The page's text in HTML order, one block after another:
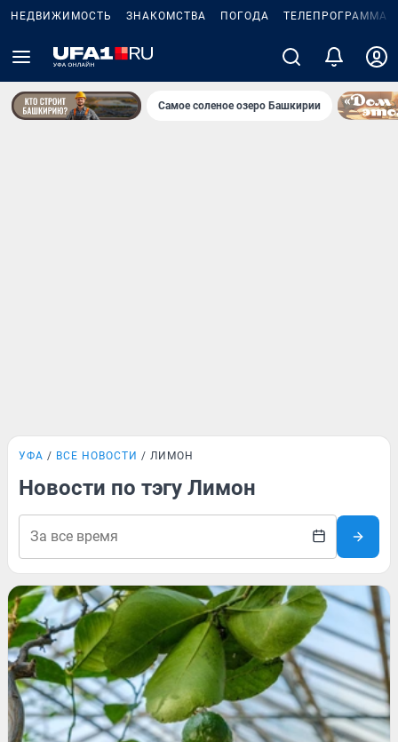
НЕДВИЖИМОСТЬ ЗНАКОМСТВА ПОГОДА ТЕЛЕПРОГРАММА
Самое соленое озеро Башкирии
УФА ВСЕ НОВОСТИ ЛИМОН
Новости по тэгу Лимон